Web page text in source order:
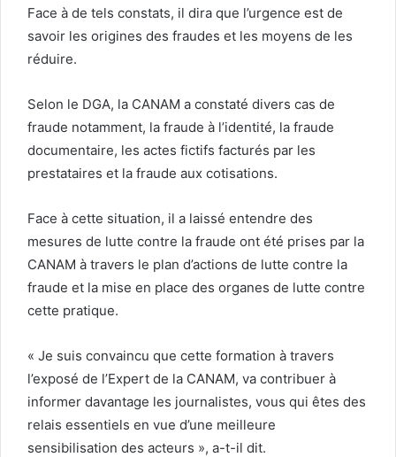
Face à de tels constats, il dira que l’urgence est de
savoir les origines des fraudes et les moyens de les
réduire.
Selon le DGA, la CANAM a constaté divers cas de
fraude notamment, la fraude à l’identité, la fraude
documentaire, les actes fictifs facturés par les
prestataires et la fraude aux cotisations.
Face à cette situation, il a laissé entendre des
mesures de lutte contre la fraude ont été prises par la
CANAM à travers le plan d’actions de lutte contre la
fraude et la mise en place des organes de lutte contre
cette pratique.
« Je suis convaincu que cette formation à travers
l’exposé de l’Expert de la CANAM, va contribuer à
informer davantage les journalistes, vous qui êtes des
relais essentiels en vue d’une meilleure
sensibilisation des acteurs », a-t-il dit.